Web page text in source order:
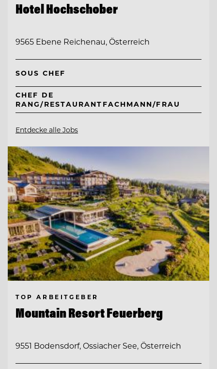
Hotel Hochschober
9565 Ebene Reichenau, Österreich
SOUS CHEF
CHEF DE
RANG/RESTAURANTFACHMANN/FRAU
Entdecke alle Jobs
TOP ARBEITGEBER
Mountain Resort Feuerberg
9551 Bodensdorf, Ossiacher See, Österreich